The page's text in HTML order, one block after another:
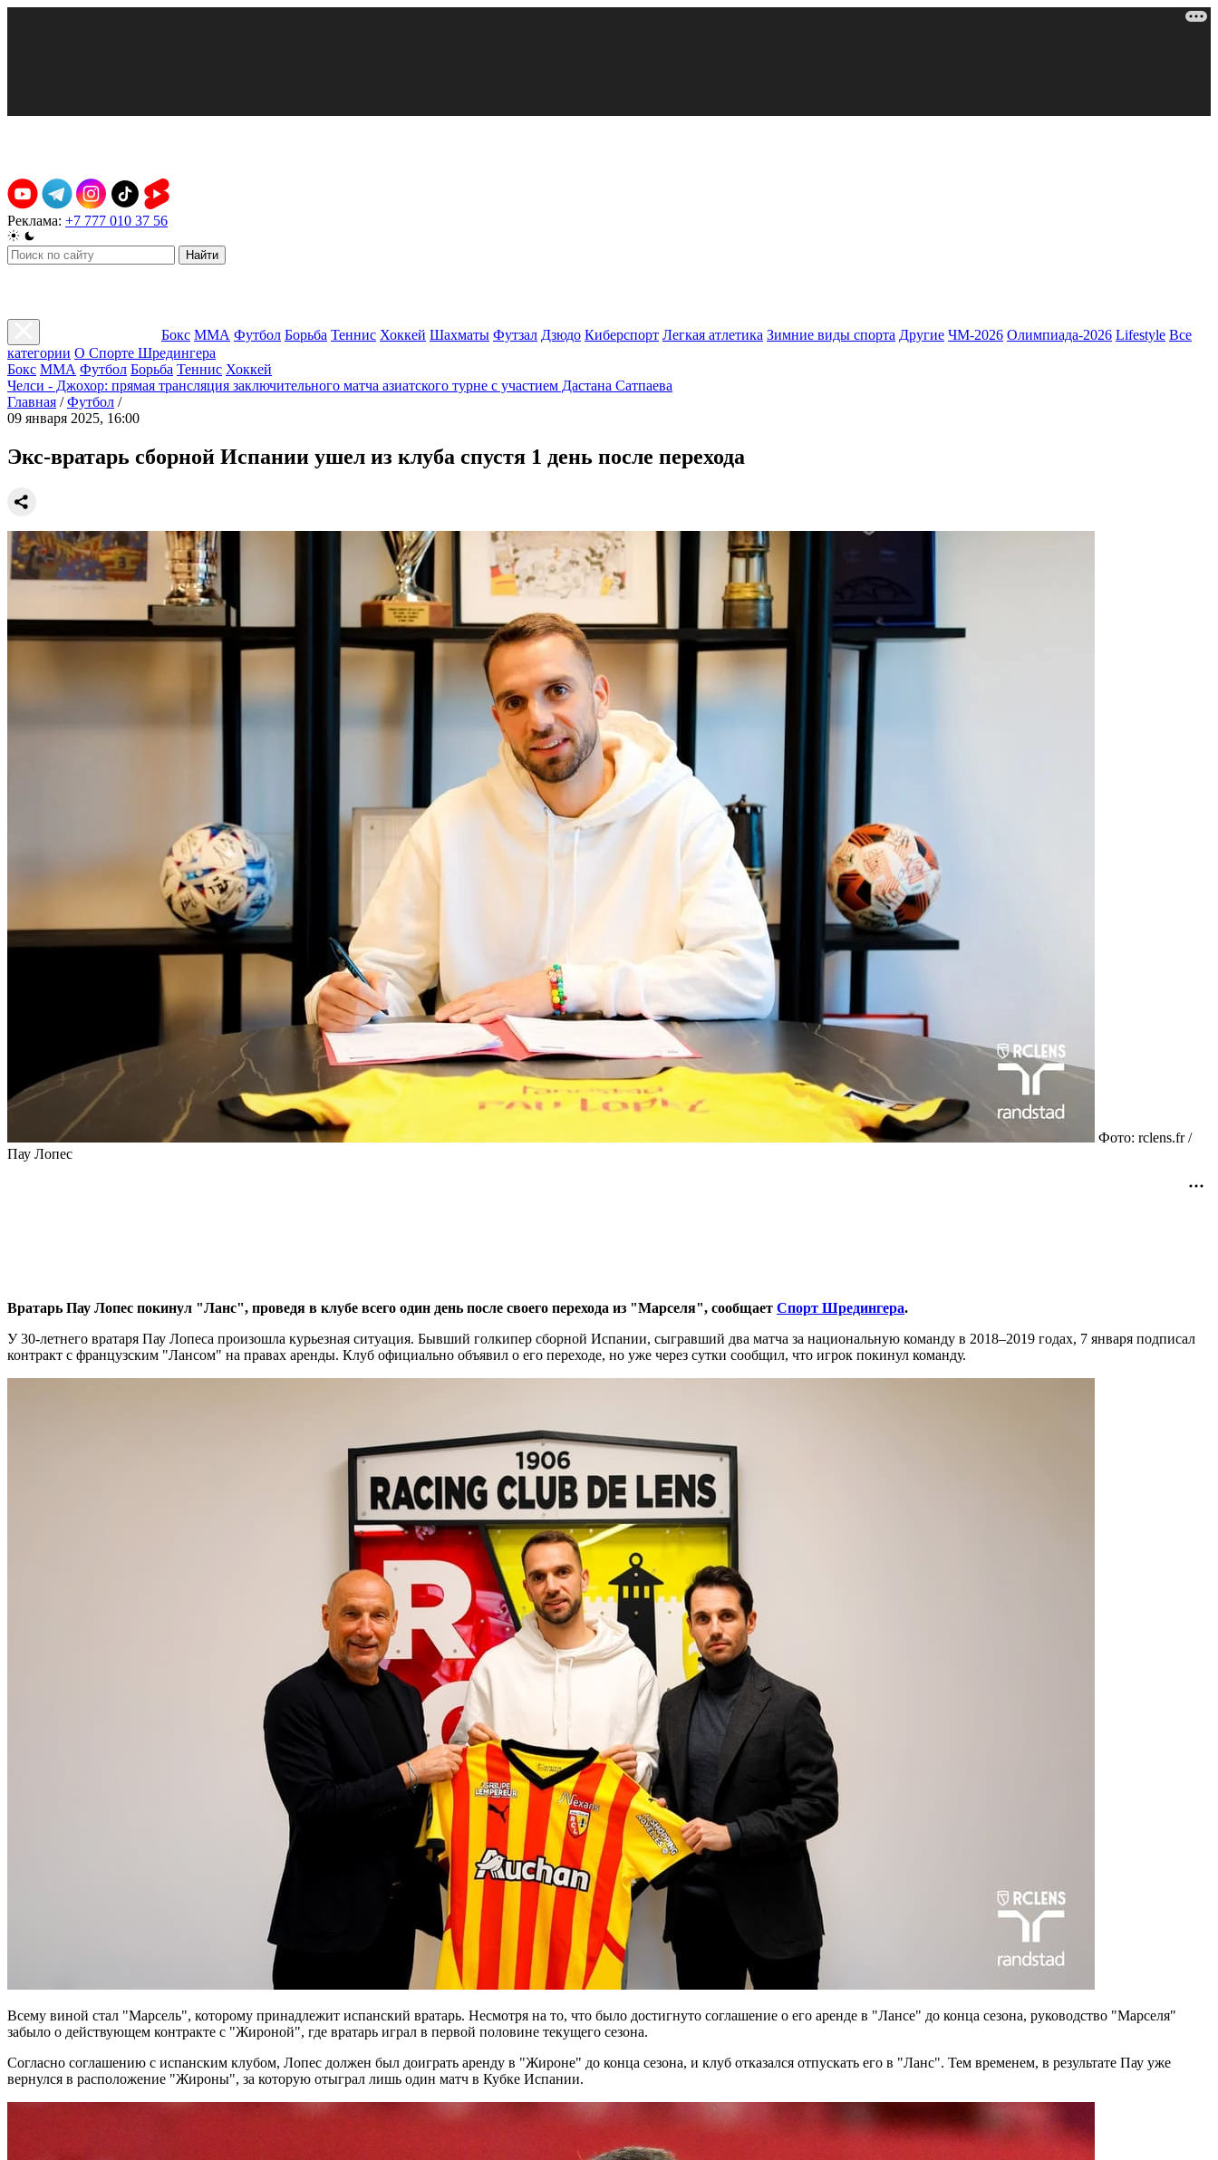
Реклама: +7 777 010 37 56
Найти
Бокс ММА Футбол Борьба Теннис Хоккей Шахматы Футзал Дзюдо Киберспорт Легкая атлетика Зимние виды спорта Другие ЧМ-2026 Олимпиада-2026 Lifestyle Все
категории О Спорте Шредингера
Бокс ММА Футбол Борьба Теннис Хоккей
Челси - Джохор: прямая трансляция заключительного матча азиатского турне с участием Дастана Сатпаева
Главная / Футбол /
09 января 2025, 16:00
Экс-вратарь сборной Испании ушел из клуба спустя 1 день после перехода
Фото: rclens.fr /
Пау Лопес
Вратарь Пау Лопес покинул "Ланс", проведя в клубе всего один день после своего перехода из "Марселя", сообщает Спорт Шредингера.
У 30-летнего вратаря Пау Лопеса произошла курьезная ситуация. Бывший голкипер сборной Испании, сыгравший два матча за национальную команду в 2018–2019 годах, 7 января подписал
контракт с французским "Лансом" на правах аренды. Клуб официально объявил о его переходе, но уже через сутки сообщил, что игрок покинул команду.
Всему виной стал "Марсель", которому принадлежит испанский вратарь. Несмотря на то, что было достигнуто соглашение о его аренде в "Лансе" до конца сезона, руководство "Марселя"
забыло о действующем контракте с "Жироной", где вратарь играл в первой половине текущего сезона.
Согласно соглашению с испанским клубом, Лопес должен был доиграть аренду в "Жироне" до конца сезона, и клуб отказался отпускать его в "Ланс". Тем временем, в результате Пау уже
вернулся в расположение "Жироны", за которую отыграл лишь один матч в Кубке Испании.